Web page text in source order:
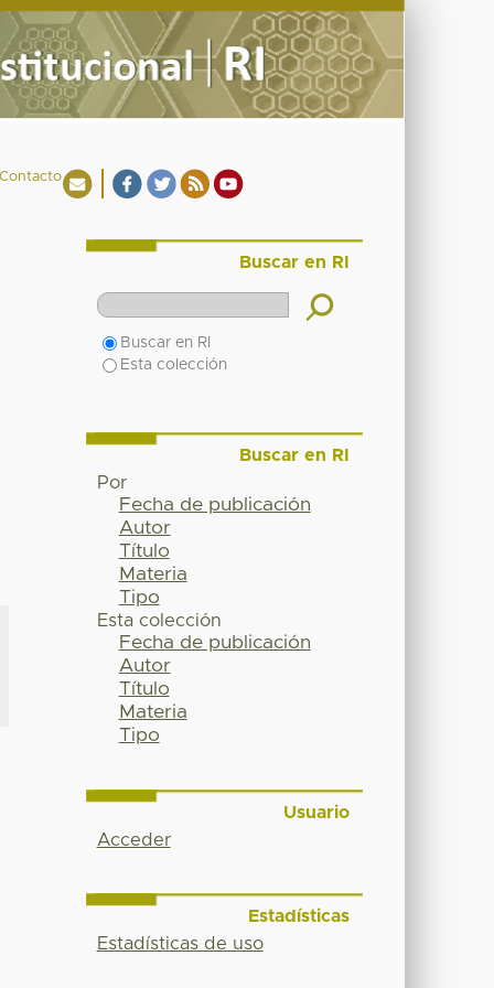
Buscar en RI
Buscar en RI
Esta colección
Buscar en RI
Por
Fecha de publicación
Autor
Título
Materia
Tipo
Esta colección
Fecha de publicación
Autor
Título
Materia
Tipo
Usuario
Acceder
Estadísticas
Estadísticas de uso